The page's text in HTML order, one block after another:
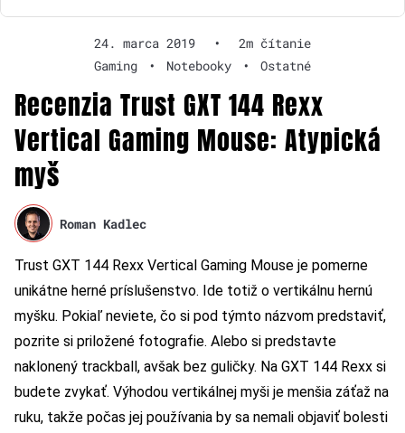
24. marca 2019 •
2m čítanie
Gaming
• Notebooky • Ostatné
Recenzia Trust GXT 144 Rexx
Vertical Gaming Mouse: Atypická
myš
Roman Kadlec
Trust GXT 144 Rexx Vertical Gaming Mouse je pomerne
unikátne herné príslušenstvo. Ide totiž o vertikálnu hernú
myšku. Pokiaľ neviete, čo si pod týmto názvom predstaviť,
pozrite si priložené fotografie. Alebo si predstavte
naklonený trackball, avšak bez guličky. Na GXT 144 Rexx si
budete zvykať. Výhodou vertikálnej myši je menšia záťaž na
ruku, takže počas jej používania by sa nemali objaviť bolesti